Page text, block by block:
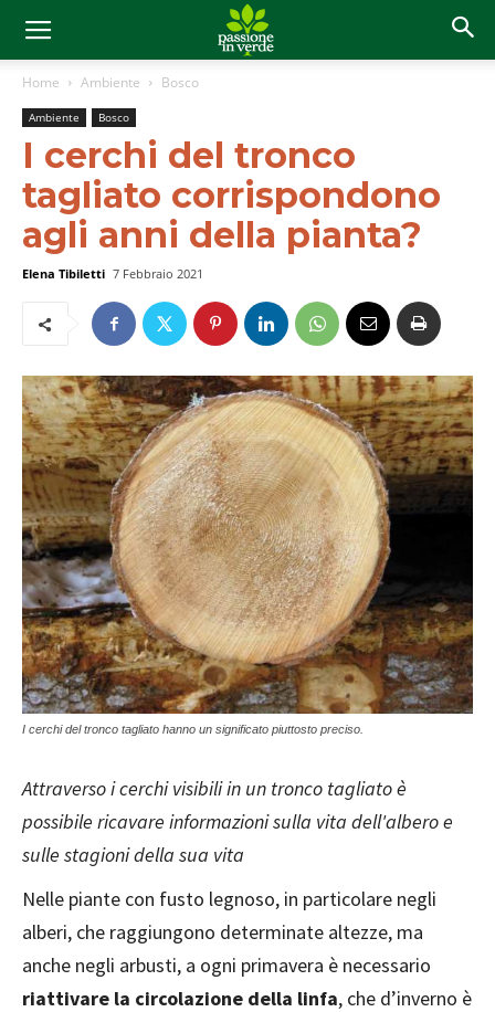
Home Ambiente Bosco
Ambiente Bosco
I cerchi del tronco
tagliato corrispondono
agli anni della pianta?
Elena Tibiletti 7 Febbraio 2021
I cerchi del tronco tagliato hanno un significato piuttosto preciso.
Attraverso i cerchi visibili in un tronco tagliato è
possibile ricavare informazioni sulla vita dell'albero e
sulle stagioni della sua vita
Nelle piante con fusto legnoso, in particolare negli
alberi, che raggiungono determinate altezze, ma
anche negli arbusti, a ogni primavera è necessario
riattivare la circolazione della linfa, che d’inverno è